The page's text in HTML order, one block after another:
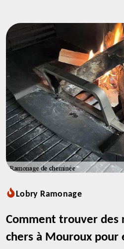
Lobry Ramonage
Comment trouver des
chers à Mouroux